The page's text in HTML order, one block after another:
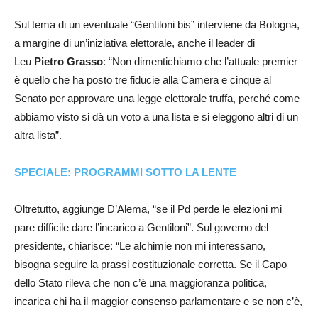
Sul tema di un eventuale “Gentiloni bis” interviene da Bologna,
a margine di un’iniziativa elettorale, anche il leader di
Leu Pietro Grasso: “Non dimentichiamo che l’attuale premier
è quello che ha posto tre fiducie alla Camera e cinque al
Senato per approvare una legge elettorale truffa, perché come
abbiamo visto si dà un voto a una lista e si eleggono altri di un
altra lista”.
SPECIALE: PROGRAMMI SOTTO LA LENTE
Oltretutto, aggiunge D’Alema, “se il Pd perde le elezioni mi
pare difficile dare l’incarico a Gentiloni”. Sul governo del
presidente, chiarisce: “Le alchimie non mi interessano,
bisogna seguire la prassi costituzionale corretta. Se il Capo
dello Stato rileva che non c’è una maggioranza politica,
incarica chi ha il maggior consenso parlamentare e se non c’è,